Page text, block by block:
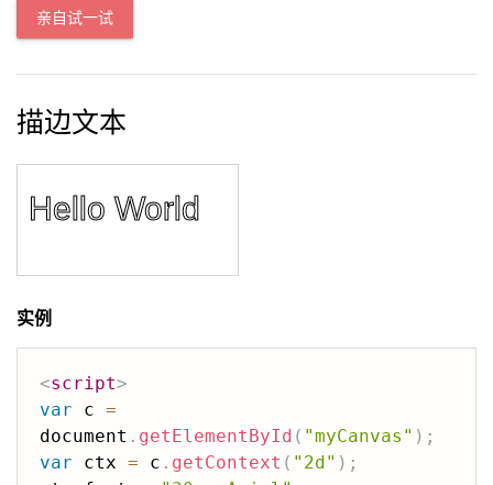
亲自试一试
描边文本
实例
<script>
var c =
document . getElementById ( "myCanvas" ) ;
var ctx = c . getContext ( "2d" ) ;